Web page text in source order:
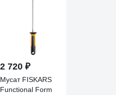
2 720 ₽
Мусат FISKARS
Functional Form